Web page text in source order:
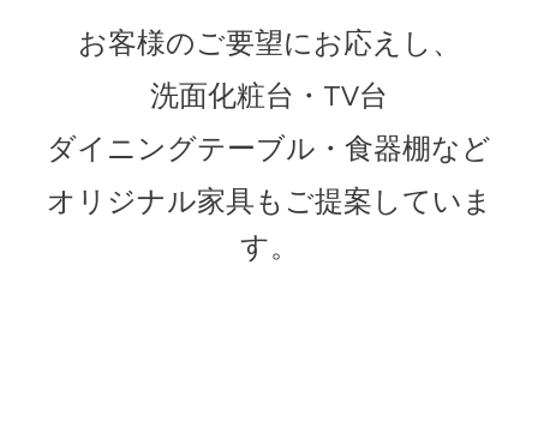
お客様のご要望にお応えし、
洗面化粧台・TV台
ダイニングテーブル・食器棚など
オリジナル家具もご提案していま
す。